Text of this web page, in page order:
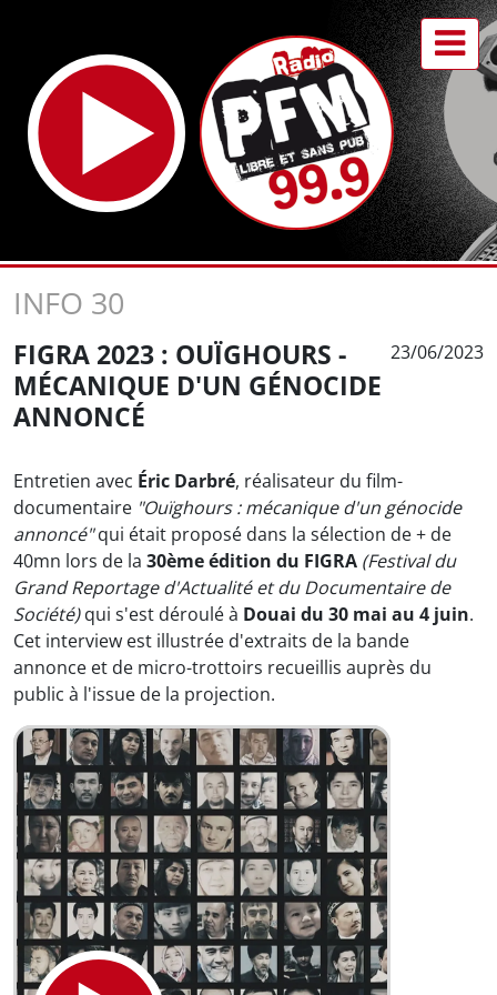
INFO 30
FIGRA 2023 : OUÏGHOURS -
MÉCANIQUE D'UN GÉNOCIDE
ANNONCÉ
23/06/2023
Entretien avec Éric Darbré, réalisateur du film-
documentaire "Ouïghours : mécanique d'un génocide
annoncé"qui était proposé dans la sélection de + de
40mn lors de la 30ème édition du FIGRA (Festival du
Grand Reportage d'Actualité et du Documentaire de
Société)qui s'est déroulé à Douai du 30 mai au 4 juin.
Cet interview est illustrée d'extraits de la bande
annonce et de micro-trottoirs recueillis auprès du
public à l'issue de la projection.